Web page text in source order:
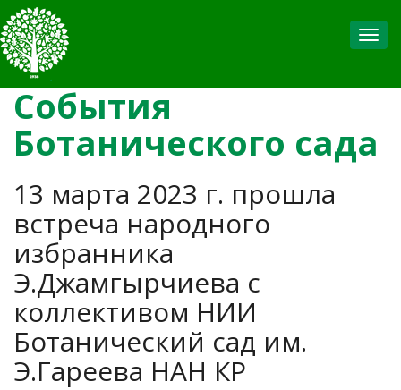
События
Ботанического сада
13 марта 2023 г. прошла
встреча народного
избранника
Э.Джамгырчиева с
коллективом НИИ
Ботанический сад им.
Э.Гареева НАН КР